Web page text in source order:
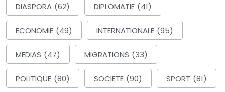
DIASPORA (62) DIPLOMATIE (41)
ECONOMIE (49) INTERNATIONALE (95)
MEDIAS (47) MIGRATIONS (33)
POLITIQUE (80) SOCIETE (90) SPORT (81)